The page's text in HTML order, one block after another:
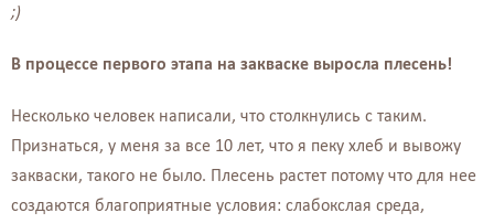
;)
В процессе первого этапа на закваске выросла плесень!
Несколько человек написали, что столкнулись с таким.
Признаться, у меня за все 10 лет, что я пеку хлеб и вывожу
закваски, такого не было. Плесень растет потому что для нее
создаются благоприятные условия: слабокслая среда,